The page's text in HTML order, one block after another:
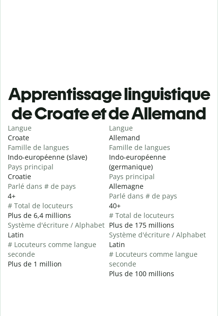
Apprentissage linguistique
de Croate et de Allemand
Langue
Croate
Famille de langues
Indo-européenne (slave)
Pays principal
Croatie
Parlé dans # de pays
4+
# Total de locuteurs
Plus de 6,4 millions
Système d'écriture / Alphabet
Latin
# Locuteurs comme langue
seconde
Plus de 1 million
Langue
Allemand
Famille de langues
Indo-européenne
(germanique)
Pays principal
Allemagne
Parlé dans # de pays
40+
# Total de locuteurs
Plus de 175 millions
Système d'écriture / Alphabet
Latin
# Locuteurs comme langue
seconde
Plus de 100 millions